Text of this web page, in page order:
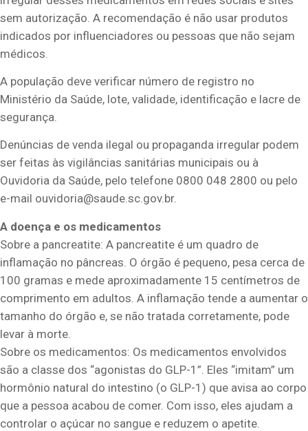
sem autorização. A recomendação é não usar produtos
indicados por influenciadores ou pessoas que não sejam
médicos.
A população deve verificar número de registro no
Ministério da Saúde, lote, validade, identificação e lacre de
segurança.
Denúncias de venda ilegal ou propaganda irregular podem
ser feitas às vigilâncias sanitárias municipais ou à
Ouvidoria da Saúde, pelo telefone 0800 048 2800 ou pelo
e-mail ouvidoria@saude.sc.gov.br.
A doença e os medicamentos
Sobre a pancreatite: A pancreatite é um quadro de
inflamação no pâncreas. O órgão é pequeno, pesa cerca de
100 gramas e mede aproximadamente 15 centímetros de
comprimento em adultos. A inflamação tende a aumentar o
tamanho do órgão e, se não tratada corretamente, pode
levar à morte.
Sobre os medicamentos: Os medicamentos envolvidos
são a classe dos “agonistas do GLP-1”. Eles “imitam” um
hormônio natural do intestino (o GLP-1) que avisa ao corpo
que a pessoa acabou de comer. Com isso, eles ajudam a
controlar o açúcar no sangue e reduzem o apetite.